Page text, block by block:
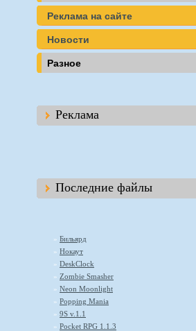
Реклама на сайте
Новости
Разное
Реклама
Последние файлы
» Бильярд
» Нокаут
» DeskClock
» Zombie Smasher
» Neon Moonlight
» Popping Mania
» 9S v.1.1
» Pocket RPG 1.1.3